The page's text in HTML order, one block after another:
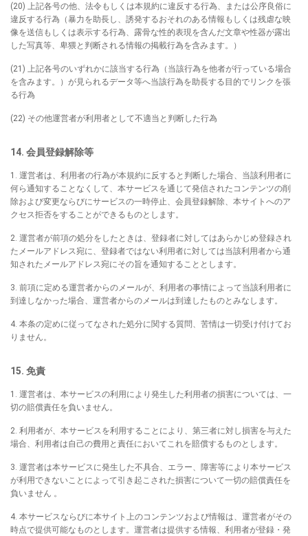
(20) 上記各号の他、法令もしくは本規約に違反する行為、または公序良俗に
違反する行為（暴力を助長し、誘発するおそれのある情報もしくは残虐な映
像を送信もしくは表示する行為、露骨な性的表現を含んだ文章や性器が露出
した写真等、卑猥と判断される情報の掲載行為を含みます。）
(21) 上記各号のいずれかに該当する行為（当該行為を他者が行っている場合
を含みます。）が見られるデータ等へ当該行為を助長する目的でリンクを張
る行為
(22) その他運営者が利用者として不適当と判断した行為
14. 会員登録解除等
1. 運営者は、利用者の行為が本規約に反すると判断した場合、当該利用者に
何ら通知することなくして、本サービスを通じて発信されたコンテンツの削
除および変更ならびにサービスの一時停止、会員登録解除、本サイトへのア
クセス拒否をすることができるものとします。
2. 運営者が前項の処分をしたときは、登録者に対してはあらかじめ登録され
たメールアドレス宛に、登録者ではない利用者に対しては当該利用者から通
知されたメールアドレス宛にその旨を通知することとします。
3. 前項に定める運営者からのメールが、利用者の事情によって当該利用者に
到達しなかった場合、運営者からのメールは到達したものとみなします。
4. 本条の定めに従ってなされた処分に関する質問、苦情は一切受け付けてお
りません。
15. 免責
1. 運営者は、本サービスの利用により発生した利用者の損害については、一
切の賠償責任を負いません。
2. 利用者が、本サービスを利用することにより、第三者に対し損害を与えた
場合、利用者は自己の費用と責任においてこれを賠償するものとします。
3. 運営者は本サービスに発生した不具合、エラー、障害等により本サービス
が利用できないことによって引き起こされた損害について一切の賠償責任を
負いません 。
4. 本サービスならびに本サイト上のコンテンツおよび情報は、運営者がその
時点で提供可能なものとします。運営者は提供する情報、利用者が登録・発